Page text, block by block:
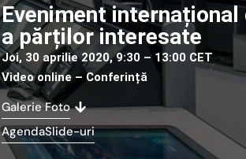
Eveniment
a părților interesate
Joi, 30 aprilie 2020, 9:30 – 13:00 CET
Video online – Conferință
Galerie Foto
AgendaSlide-uri